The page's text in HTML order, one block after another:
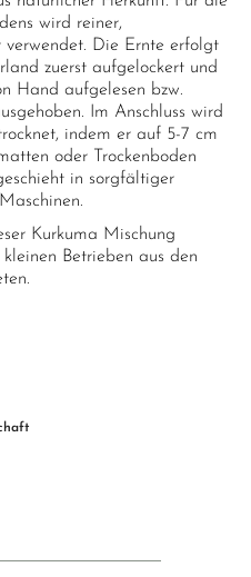
wird reiner,
verwendet. Die Ernte erfolgt
zuerst aufgelockert und
Hand aufgelesen bzw.
Im Anschluss wird
indem er auf 5-7 cm
oder Trockenboden
in sorgfältiger
Kurkuma Mischung
Betrieben aus den